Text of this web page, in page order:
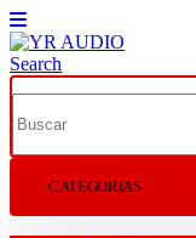
Search
CATEGORIAS